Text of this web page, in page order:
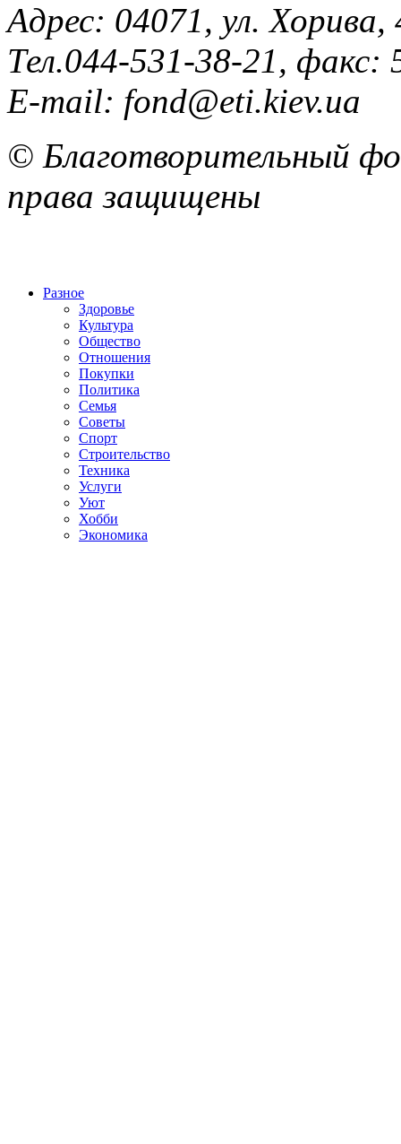
Адрес: 04071, ул.
Тел.044-531-38-21, факс:
E-mail: fond@eti.kiev.ua
© Благотворительный
права защищены
Разное
Здоровье
Культура
Общество
Отношения
Покупки
Политика
Семья
Советы
Спорт
Строительство
Техника
Услуги
Уют
Хобби
Экономика